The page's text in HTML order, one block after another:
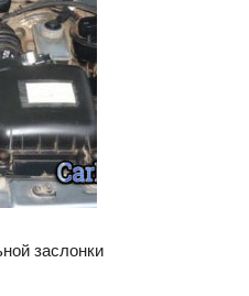
заслонки